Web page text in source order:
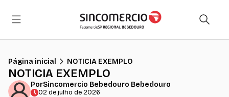
Página inicial NOTICIA EXEMPLO
NOTICIA EXEMPLO
PorSincomercio Bebedouro Bebedouro
02 de julho de 2026